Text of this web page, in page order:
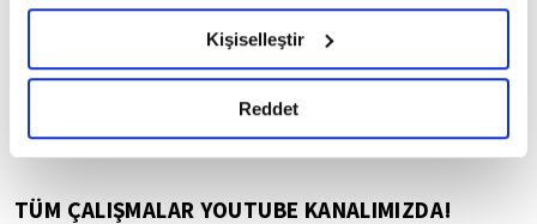
okumak ve sitemizi ziyaretiniz kapsamında
gerçekleştirilen veri işleme faaliyetleri ile ilgili daha
detaylı bilgi almak için lütfentıklayınız.
Kişiselleştir
Reddet
👉
Fikriyat.com mobil uygulamasını ise buradan
**
TÜM ÇALIŞMALAR YOUTUBE KANALIMIZDA!